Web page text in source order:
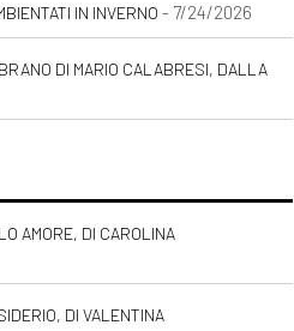
IN INVERNO - 7/24/2026
DI MARIO CALABRESI, DALLA
AMORE, DI CAROLINA
DI VALENTINA